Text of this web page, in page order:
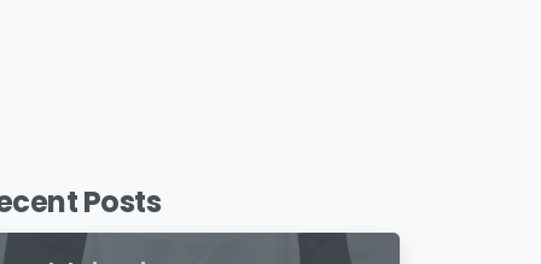
Posts